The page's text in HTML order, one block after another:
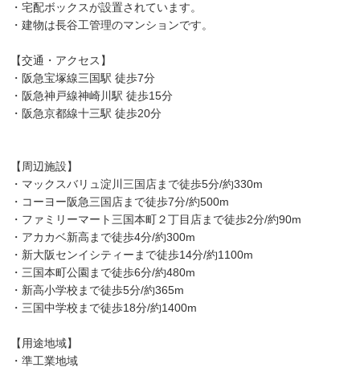
・宅配ボックスが設置されています。
・建物は長谷工管理のマンションです。
【交通・アクセス】
・阪急宝塚線三国駅 徒歩7分
・阪急神戸線神崎川駅 徒歩15分
・阪急京都線十三駅 徒歩20分
【周辺施設】
・マックスバリュ淀川三国店まで徒歩5分/約330m
・コーヨー阪急三国店まで徒歩7分/約500m
・ファミリーマート三国本町２丁目店まで徒歩2分/約90m
・アカカベ新高まで徒歩4分/約300m
・新大阪センイシティーまで徒歩14分/約1100m
・三国本町公園まで徒歩6分/約480m
・新高小学校まで徒歩5分/約365m
・三国中学校まで徒歩18分/約1400m
【用途地域】
・準工業地域